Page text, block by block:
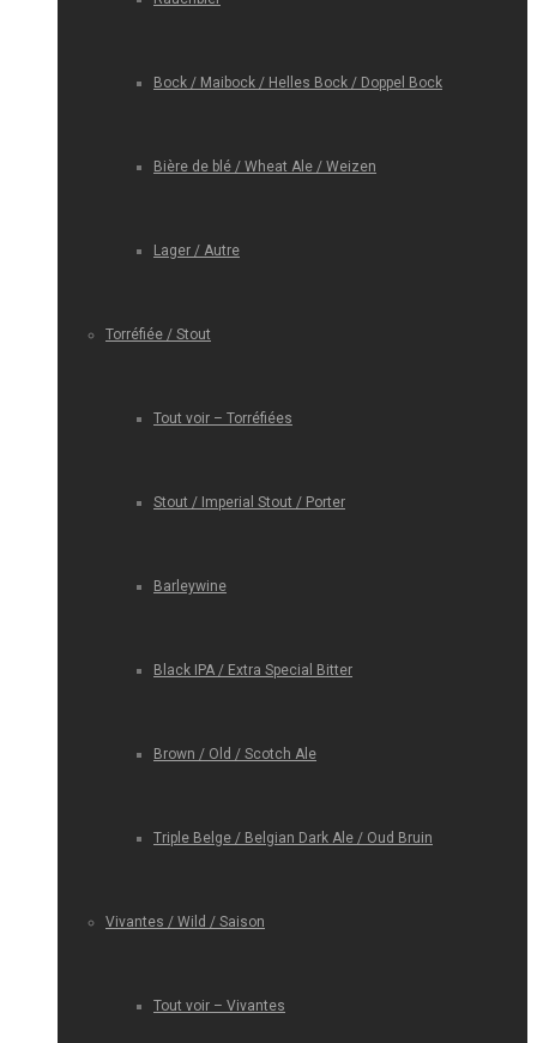
Bock / Maibock / Helles Bock / Doppel Bock
Bière de blé / Wheat Ale / Weizen
Lager / Autre
Torréfiée / Stout
Tout voir – Torréfiées
Stout / Imperial Stout / Porter
Barleywine
Black IPA / Extra Special Bitter
Brown / Old / Scotch Ale
Triple Belge / Belgian Dark Ale / Oud Bruin
Vivantes / Wild / Saison
Tout voir – Vivantes